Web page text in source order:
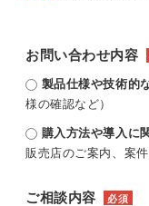
お問い合わせ内容
製品仕様や技術的
様の確認など）
購入方法や導入に
販売店のご案内、案件
ご相談内容 必須